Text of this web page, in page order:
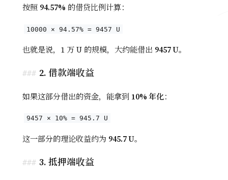
按照 94.57% 的借贷比例计算：
10000 × 94.57% = 9457 U
也就是说，1 万 U 的规模，大约能借出 9457 U。
2. 借款端收益
如果这部分借出的资金，能拿到 10% 年化：
9457 × 10% = 945.7 U
这一部分的理论收益约为 945.7 U。
3. 抵押端收益